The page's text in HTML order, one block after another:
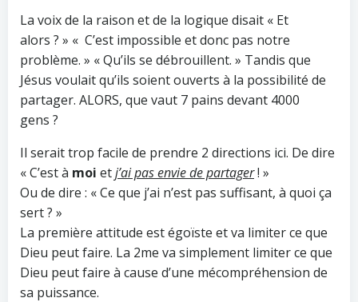
La voix de la raison et de la logique disait « Et
alors ? » « C’est impossible et donc pas notre
problème. » « Qu’ils se débrouillent. » Tandis que
Jésus voulait qu’ils soient ouverts à la possibilité de
partager. ALORS, que vaut 7 pains devant 4000
gens ?
Il serait trop facile de prendre 2 directions ici. De dire
« C’est à moi etj’ai pas envie de partager! »
Ou de dire : « Ce que j’ai n’est pas suffisant, à quoi ça
sert ? »
La première attitude est égoïste et va limiter ce que
Dieu peut faire. La 2me va simplement limiter ce que
Dieu peut faire à cause d’une mécompréhension de
sa puissance.